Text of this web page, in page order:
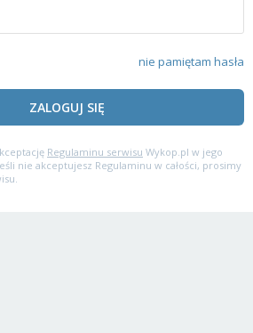
nie pamiętam hasła
ZALOGUJ SIĘ
Regulaminu serwisu Wykop.pl w jego
nie akceptujesz Regulaminu w całości, prosimy